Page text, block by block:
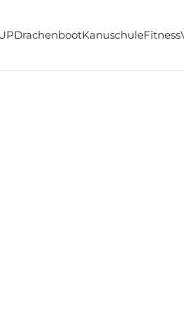
DrachenbootKanuschuleFitness